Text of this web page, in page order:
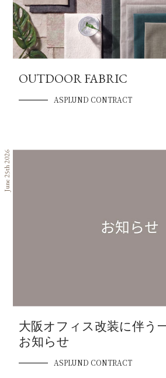
OUTDOOR FABRIC
ASPLUND CONTRACT
June 25th 2026
大阪オフィス改装に伴う
お知らせ
ASPLUND CONTRACT